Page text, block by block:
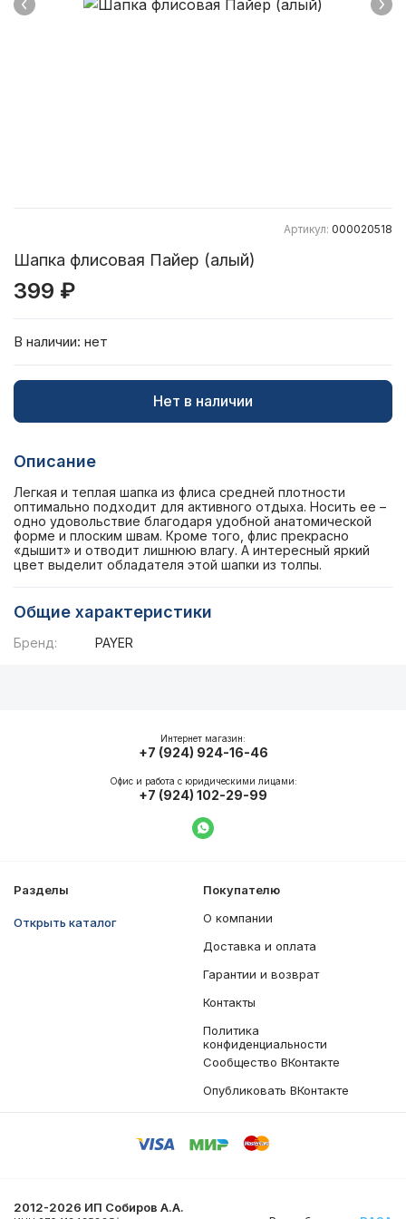
Артикул: 000020518
Шапка флисовая Пайер (алый)
399 ₽
В наличии: нет
Нет в наличии
Описание
Легкая и теплая шапка из флиса средней плотности
оптимально подходит для активного отдыха. Носить ее –
одно удовольствие благодаря удобной анатомической
форме и плоским швам. Кроме того, флис прекрасно
«дышит» и отводит лишнюю влагу. А интересный яркий
цвет выделит обладателя этой шапки из толпы.
Общие характеристики
Бренд: PAYER
Разделы
Открыть каталог
Покупателю
О компании
Доставка и оплата
Гарантии и возврат
Контакты
Политика
конфиденциальности
Сообщество ВКонтакте
Опубликовать ВКонтакте
Интернет магазин:
+7 (924) 924-16-46
Офис и работа с юридическими лицами:
+7 (924) 102-29-99
Написать в WhatsApp
2012-2026 ИП Собиров А.А.